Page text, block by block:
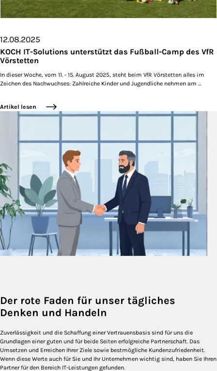
12.08.2025
KOCH IT-Solutions unterstützt das Fußball-Camp des VfR
Vörstetten
In dieser Woche, vom 11. - 15. August 2025, steht beim VfR Vörstetten alles im
Zeichen des Nachwuchses: Zahlreiche Kinder und Jugendliche nehmen am …
Artikel lesen
Der rote Faden für unser tägliches
Denken und Handeln
Zuverlässigkeit und die Schaffung einer Vertrauensbasis sind für uns die
Grundlagen einer guten und für beide Seiten erfolgreiche Partnerschaft. Das
Umsetzen und Erreichen Ihrer Ziele sowie bestmögliche Kundenzufriedenheit.
Wenn diese Werte auch für Sie und Ihr Unternehmen wichtig sind, haben Sie Ihren
Partner für den Bereich IT-Leistungen gefunden.